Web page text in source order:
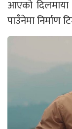
आएको
पाउँनेमा निर्माण